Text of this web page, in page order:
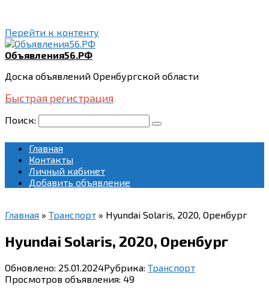
Перейти к контенту
Объявления56.РФ
Доска объявлений Оренбургской области
Быстрая регистрация
Поиск:
Главная
Контакты
Личный кабинет
Добавить объявление
Главная » Транспорт » Hyundai Solaris, 2020, Оренбург
Hyundai Solaris, 2020, Оренбург
Обновлено: 25.01.2024Рубрика: Транспорт
Просмотров объявления: 49